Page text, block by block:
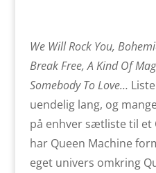
We Will Rock You,
Break Free, A Kind Of
Somebody To Love…
uendelig lang, og
på enhver sætliste til et
har Queen Machine
eget univers omkring